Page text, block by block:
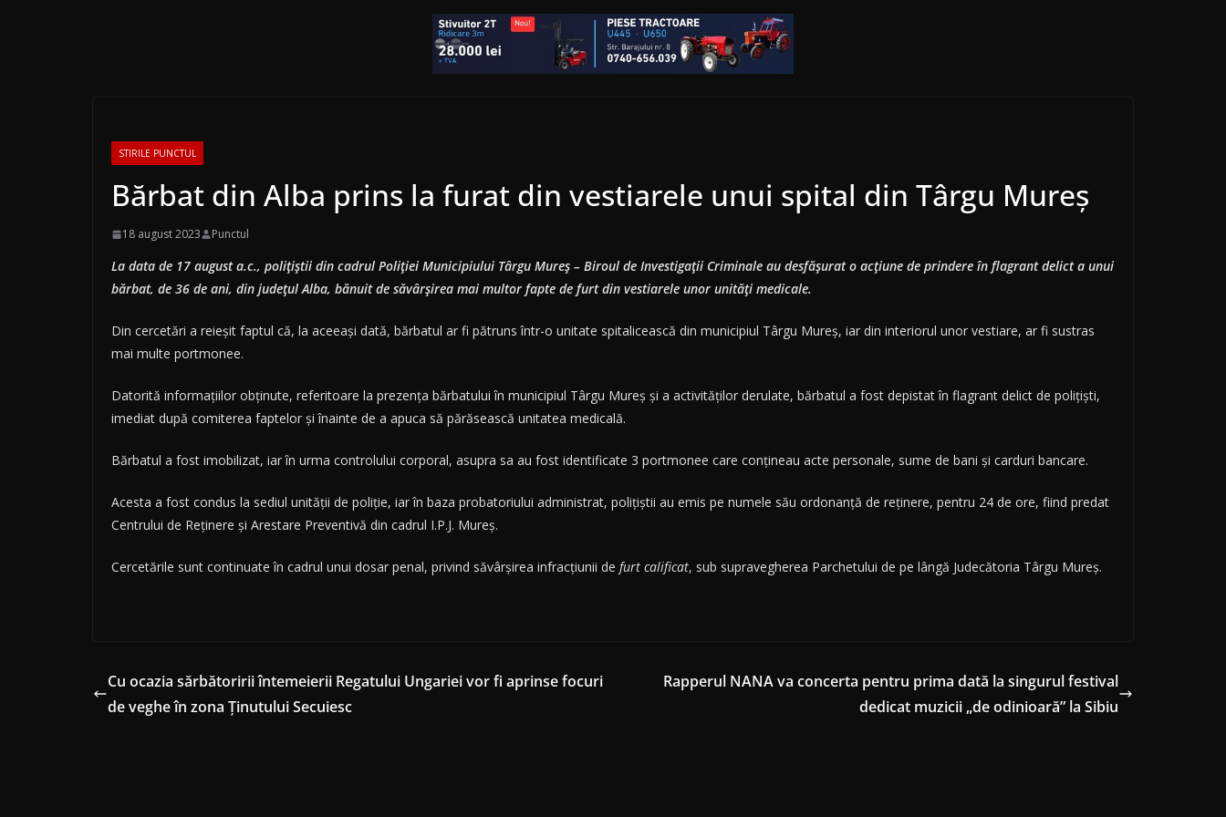
STIRILE PUNCTUL
Bărbat din Alba prins la furat din vestiarele unui spital din Târgu Mureș
18 august 2023 Punctul
La data de 17 august a.c., polițiștii din cadrul Poliției Municipiului Târgu Mureș – Biroul de Investigații Criminale au desfășurat o acțiune de prindere în flagrant delict a unui
bărbat, de 36 de ani, din județul Alba, bănuit de săvârșirea mai multor fapte de furt din vestiarele unor unități medicale.
Din cercetări a reieșit faptul că, la aceeași dată, bărbatul ar fi pătruns într-o unitate spitalicească din municipiul Târgu Mureș, iar din interiorul unor vestiare, ar fi sustras
mai multe portmonee.
Datorită informațiilor obținute, referitoare la prezența bărbatului în municipiul Târgu Mureș și a activităților derulate, bărbatul a fost depistat în flagrant delict de polițiști,
imediat după comiterea faptelor și înainte de a apuca să părăsească unitatea medicală.
Bărbatul a fost imobilizat, iar în urma controlului corporal, asupra sa au fost identificate 3 portmonee care conțineau acte personale, sume de bani și carduri bancare.
Acesta a fost condus la sediul unității de poliție, iar în baza probatoriului administrat, polițiștii au emis pe numele său ordonanță de reținere, pentru 24 de ore, fiind predat
Centrului de Reținere și Arestare Preventivă din cadrul I.P.J. Mureș.
Cercetările sunt continuate în cadrul unui dosar penal, privind săvârșirea infracțiunii de furt calificat, sub supravegherea Parchetului de pe lângă Judecătoria Târgu Mureș.
Cu ocazia sărbătoririi întemeierii Regatului Ungariei vor fi aprinse focuri
de veghe în zona Ținutului Secuiesc
Rapperul NANA va concerta pentru prima dată la singurul festival
dedicat muzicii „de odinioară” la Sibiu